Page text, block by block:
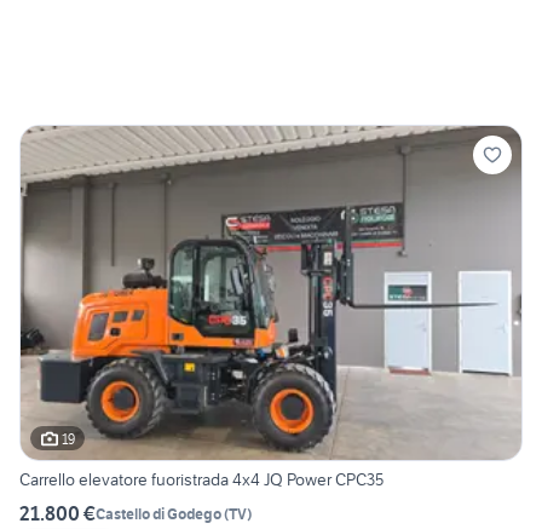
19
Carrello elevatore fuoristrada 4x4 JQ Power CPC35
21.800 €Castello di Godego(TV)